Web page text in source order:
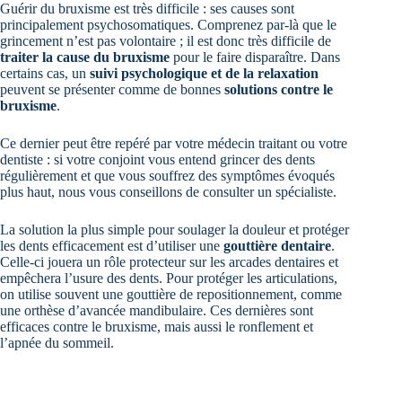
Guérir du bruxisme est très difficile : ses causes sont
principalement psychosomatiques. Comprenez par-là que le
grincement n’est pas volontaire ; il est donc très difficile de
traiter la cause du bruxisme pour le faire disparaître. Dans
certains cas, un suivi psychologique et de la relaxation
peuvent se présenter comme de bonnes solutions contre le
bruxisme.
Ce dernier peut être repéré par votre médecin traitant ou votre
dentiste : si votre conjoint vous entend grincer des dents
régulièrement et que vous souffrez des symptômes évoqués
plus haut, nous vous conseillons de consulter un spécialiste.
La solution la plus simple pour soulager la douleur et protéger
les dents efficacement est d’utiliser une gouttière dentaire.
Celle-ci jouera un rôle protecteur sur les arcades dentaires et
empêchera l’usure des dents. Pour protéger les articulations,
on utilise souvent une gouttière de repositionnement, comme
une orthèse d’avancée mandibulaire. Ces dernières sont
efficaces contre le bruxisme, mais aussi le ronflement et
l’apnée du sommeil.